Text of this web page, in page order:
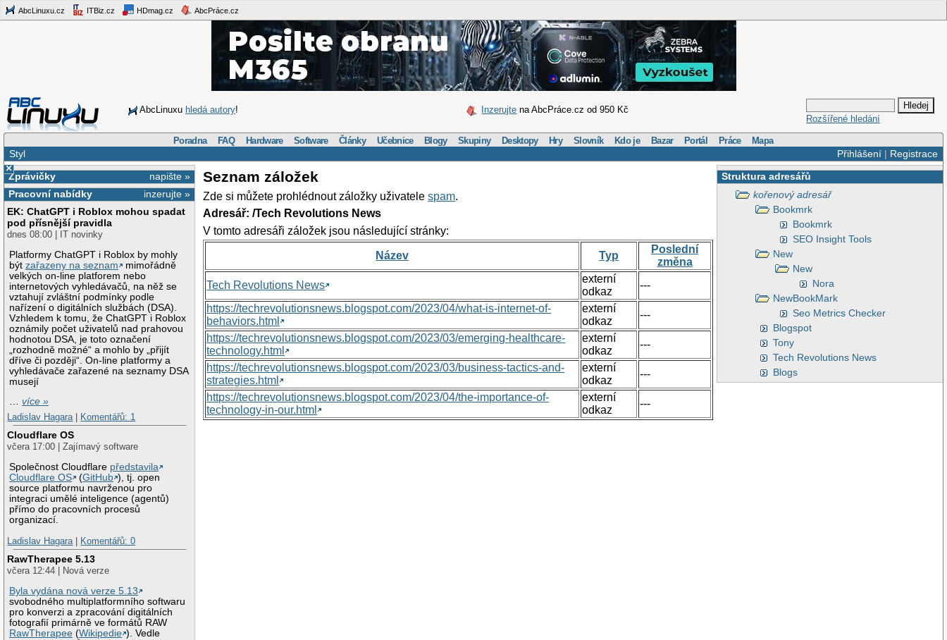
AbcLinuxu.cz ITBiz.cz HDmag.cz AbcPráce.cz
AbcLinuxu hledá autory! Inzerujte na AbcPráce.cz od 950 Kč
Rozšířené hledání
Poradna FAQ Hardware Software Články Učebnice Blogy Skupiny Desktopy Hry Slovník Kdo je Bazar Portál Práce Mapa
Přihlášení| Registrace
Styl
×
napište »
Zprávičky
inzerujte »
Pracovní nabídky
EK: ChatGPT i Roblox mohou spadat
pod přísnější pravidla
dnes 08:00 | IT novinky
Platformy ChatGPT i Roblox by mohly
býtzařazeny na seznam
mimořádně
velkých on-line platforem nebo
internetových vyhledávačů, na něž se
vztahují zvláštní podmínky podle
nařízení o digitálních službách (DSA).
Vzhledem k tomu, že ChatGPT i Roblox
oznámily počet uživatelů nad prahovou
hodnotou DSA, je toto označení
„rozhodně možné“ a mohlo by „přijít
dříve či později“. On-line platformy a
vyhledávače zařazené na seznamy DSA
musejí
…více »
Ladislav Hagara
Komentářů: 1
Cloudflare OS
včera 17:00 | Zajímavý software
Společnost Cloudflare představila
Cloudflare OS
(GitHub ), tj. open
source platformu navrženou pro
integraci umělé inteligence (agentů)
přímo do pracovních procesů
organizací.
Ladislav Hagara
Komentářů: 0
RawTherapee 5.13
včera 12:44 | Nová verze
Byla vydána nová verze 5.13
svobodného multiplatformního softwaru
pro konverzi a zpracování digitálních
fotografií primárně ve formátů RAW
RawTherapee (Wikipedie ). Vedle
Struktura adresářů
kořenový adresář
Bookmrk
Bookmrk
SEO Insight Tools
New
New
Nora
NewBookMark
Seo Metrics Checker
Blogspot
Tony
Tech Revolutions News
Blogs
Seznam záložek
Zde si můžete prohlédnout záložky uživatelespam.
Adresář: /Tech Revolutions News
V tomto adresáři záložek jsou následující stránky:
Název Typ
Poslední
změna
Tech Revolutions News
externí
odkaz
---
https://techrevolutionsnews.blogspot.com/2023/04/what-is-internet-of-
behaviors.html
externí
odkaz
---
https://techrevolutionsnews.blogspot.com/2023/03/emerging-healthcare-
technology.html
externí
odkaz
---
https://techrevolutionsnews.blogspot.com/2023/03/business-tactics-and-
strategies.html
externí
odkaz
---
https://techrevolutionsnews.blogspot.com/2023/04/the-importance-of-
technology-in-our.html
externí
odkaz
---